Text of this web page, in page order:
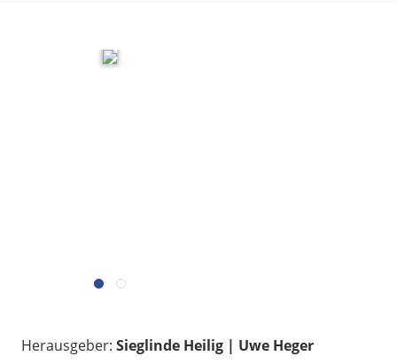
Herausgeber: Sieglinde Heilig | Uwe Heger